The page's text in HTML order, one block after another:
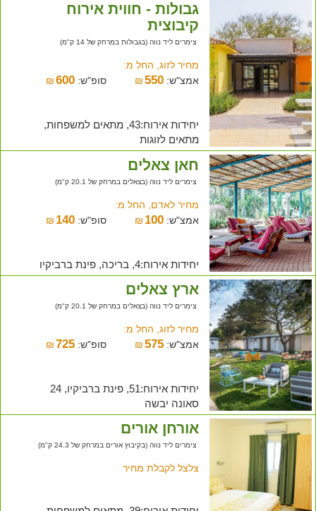
גבולות - חווית אירוח
קיבוצית
צימרים ליד נווה (בגבולות במרחק של 14 ק"מ)
מחיר לזוג, החל מ:
אמצ"ש:
₪550 סופ"ש: ₪ 600
יחידות אירוח:43, מתאים למשפחות,
מתאים לזוגות
חאן צאלים
צימרים ליד נווה (בצאלים במרחק של 20.1 ק"מ)
מחיר לאדם, החל מ:
אמצ"ש:
₪ 100 סופ"ש: ₪ 140
יחידות אירוח:4, בריכה, פינת ברביקיו
ארץ צאלים
צימרים ליד נווה (בצאלים במרחק של 20.1 ק"מ)
מחיר לזוג, החל מ:
אמצ"ש:
₪575 סופ"ש: ₪ 725
יחידות אירוח:51, פינת ברביקיו, 24
סאונה יבשה
אורחן אורים
צימרים ליד נווה (בקיבוץ אורים במרחק של 24.3 ק"מ)
צלצל לקבלת מחיר